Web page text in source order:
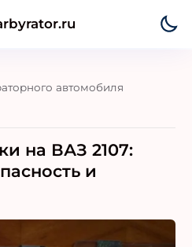
автомобиля
на ВАЗ 2107:
и